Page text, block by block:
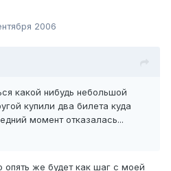
2006
какой нибудь небольшой
купили два билета куда
момент отказалась...
опять же будет как шаг с моей